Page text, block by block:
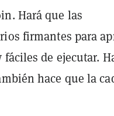
Hará que las
firmantes para
de ejecutar.
hace que la